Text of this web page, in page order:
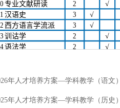
年人才培养方案—学科教学（语文
年人才培养方案—学科教学（历史